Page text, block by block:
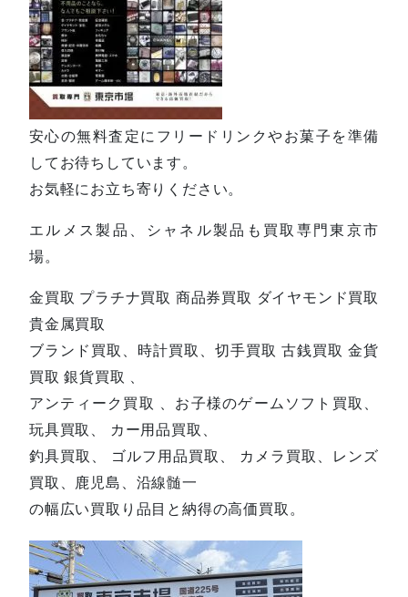
安心の無料査定にフリードリンクやお菓子を準備
してお待ちしています。
お気軽にお立ち寄りください。
エルメス製品、シャネル製品も買取専門東京市
場。
金買取 プラチナ買取 商品券買取 ダイヤモンド買取
貴金属買取
ブランド買取、時計買取、切手買取 古銭買取 金貨
買取 銀貨買取 、
アンティーク買取 、お子様のゲームソフト買取、
玩具買取、 カー用品買取、
釣具買取、 ゴルフ用品買取、 カメラ買取、レンズ
買取、鹿児島、沿線髄一
の幅広い買取り品目と納得の高価買取。